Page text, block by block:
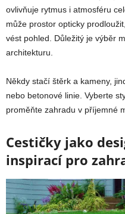
ovlivňuje rytmus i atmosféru
může prostor opticky
vést pohled. Důležitý je výběr
architekturu.
Někdy stačí štěrk a kameny,
nebo betonové linie. Vyberte
proměňte zahradu v příjemné
Cestičky jako
inspirací pro